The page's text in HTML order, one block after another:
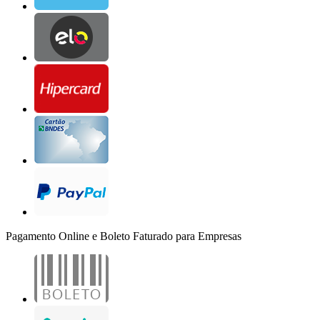
Pagamento Online e Boleto Faturado para Empresas